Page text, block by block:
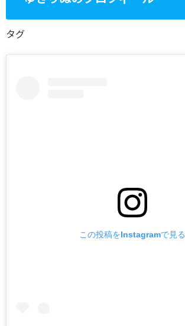
タグ
この投稿をInstagramで見る